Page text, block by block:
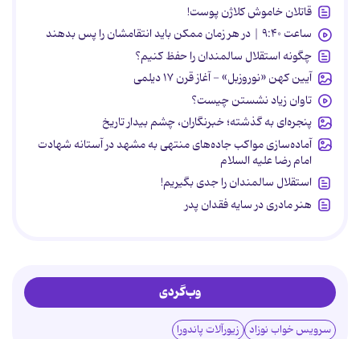
قاتلان خاموش کلاژن پوست!
ساعت ۹:۴۰ | در هر زمان ممکن باید انتقامشان را پس بدهند
چگونه استقلال سالمندان را حفظ کنیم؟
آیین کهن «نوروزبل» - آغاز قرن ۱۷ دیلمی
تاوان زیاد نشستن چیست؟
پنجره‌ای به گذشته؛ خبرنگاران، چشم بیدار تاریخ
آماده‌سازی مواکب جاده‌های منتهی به مشهد در آستانه شهادت
امام رضا علیه السلام
استقلال سالمندان را جدی بگیریم!
هنر مادری در سایه‌ فقدان پدر
وب‌گردی
سرویس خواب نوزاد زیورآلات پاندورا